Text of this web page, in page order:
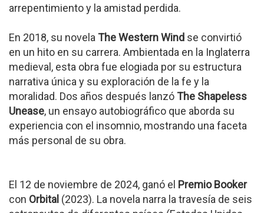
arrepentimiento y la amistad perdida.
En 2018, su novela The Western Wind se convirtió
en un hito en su carrera. Ambientada en la Inglaterra
medieval, esta obra fue elogiada por su estructura
narrativa única y su exploración de la fe y la
moralidad. Dos años después lanzó The Shapeless
Unease, un ensayo autobiográfico que aborda su
experiencia con el insomnio, mostrando una faceta
más personal de su obra.
El 12 de noviembre de 2024, ganó el Premio Booker
con Orbital (2023). La novela narra la travesía de seis